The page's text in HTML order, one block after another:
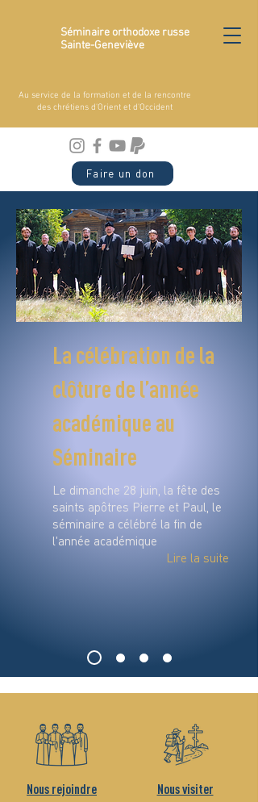
Séminaire orthodoxe russe
Sainte-Geneviève
Au service de la formation et de la rencontre
des chrétiens d'Orient et d'Occident
Faire un don
La célébration de la
clôture de l’année
académique au
Séminaire
Le dimanche 28 juin, la fête des
saints apôtres Pierre et Paul, le
séminaire a célébré la fin de
l'année académique
Lire la suite
Nous rejoindre Nous visiter